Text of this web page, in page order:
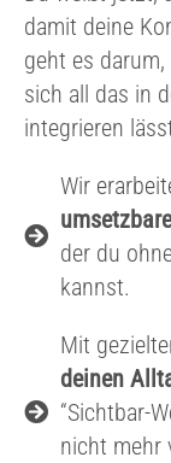
damit deine
geht es
sich all das in
integrieren
Wir
der du
kannst.
Mit
deinen
“Sichtbar-
nicht mehr